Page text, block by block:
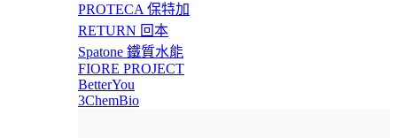
PROTECA 保特加
RETURN 回本
Spatone 鐵質水能
FIORE PROJECT
BetterYou
3ChemBio